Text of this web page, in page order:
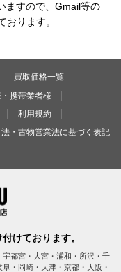
ますので、Gmail等の
ります。
買取価格一覧
携帯業者様
利用規約
・古物営業法に基づく表記
けております。
都宮・大宮・浦和・所沢・千
・岡崎・大津・京都・大阪・